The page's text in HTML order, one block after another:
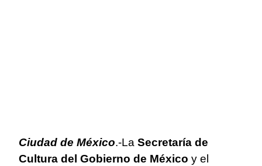
Ciudad de México.-La Secretaría de
Cultura del Gobierno de México y el